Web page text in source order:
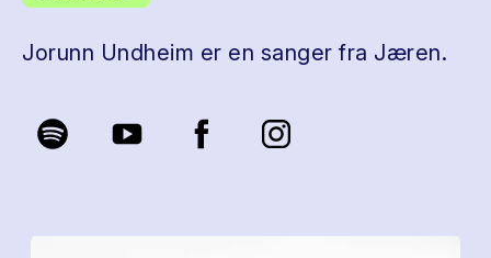
Jorunn Undheim er en sanger fra Jæren.